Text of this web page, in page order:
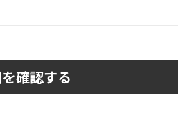
確認する